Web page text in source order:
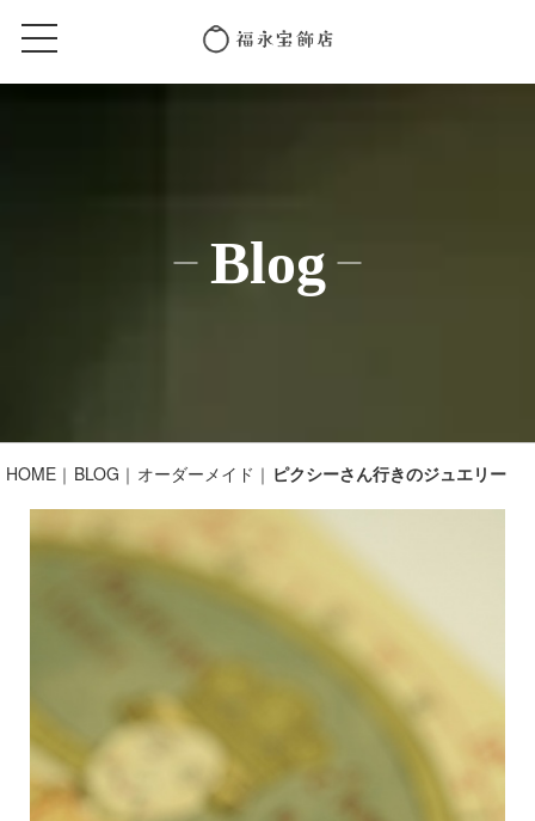
Blog
HOME BLOG オーダーメイド ピクシーさん行きのジュエリー